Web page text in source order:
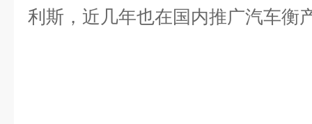
利斯，近几年也在国内推广汽车衡